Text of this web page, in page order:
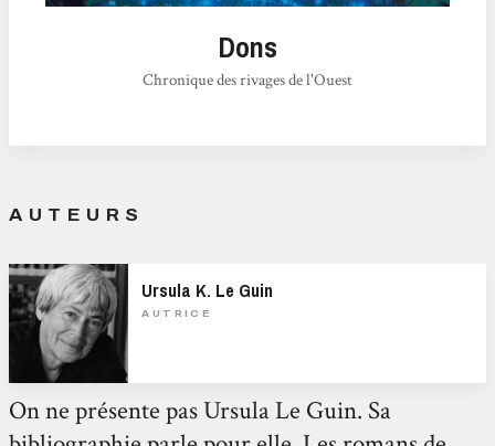
Dons
Chronique des rivages de l'Ouest
AUTEURS
Ursula K. Le Guin
AUTRICE
On ne présente pas Ursula Le Guin. Sa